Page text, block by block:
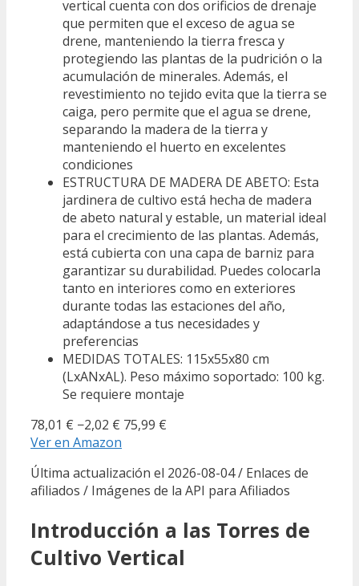
vertical cuenta con dos orificios de drenaje
que permiten que el exceso de agua se
drene, manteniendo la tierra fresca y
protegiendo las plantas de la pudrición o la
acumulación de minerales. Además, el
revestimiento no tejido evita que la tierra se
caiga, pero permite que el agua se drene,
separando la madera de la tierra y
manteniendo el huerto en excelentes
condiciones
ESTRUCTURA DE MADERA DE ABETO: Esta
jardinera de cultivo está hecha de madera
de abeto natural y estable, un material ideal
para el crecimiento de las plantas. Además,
está cubierta con una capa de barniz para
garantizar su durabilidad. Puedes colocarla
tanto en interiores como en exteriores
durante todas las estaciones del año,
adaptándose a tus necesidades y
preferencias
MEDIDAS TOTALES: 115x55x80 cm
(LxANxAL). Peso máximo soportado: 100 kg.
Se requiere montaje
78,01 € −2,02 € 75,99 €
Ver en Amazon
Última actualización el 2026-08-04 / Enlaces de
afiliados / Imágenes de la API para Afiliados
Introducción a las Torres de
Cultivo Vertical